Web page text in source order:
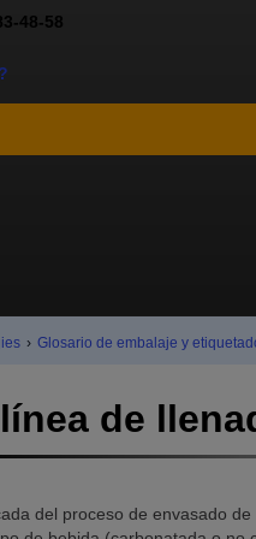
48-58
› Glosario de embalaje y
de
del proceso de envasado